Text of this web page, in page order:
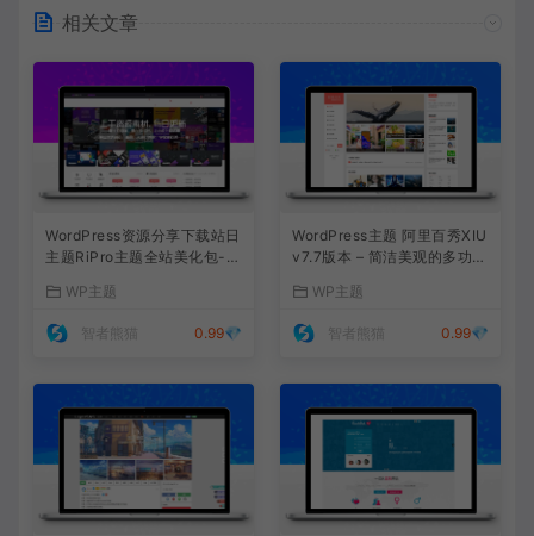
相关文章
WordPress资源分享下载站日
主题RiPro主题全站美化包-功
网站形象
WP主题
智者熊猫 0.99💎
WordPress主题 阿里百秀XIU
v7.7版本 – 简洁美观的多功能
网站WP主题
智者熊猫 0.99💎